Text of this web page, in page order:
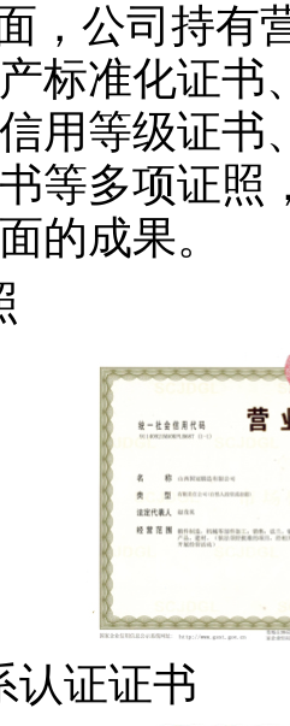
，公司持有
标准化证书
用等级证书
等多项证
的成果。
认证证书